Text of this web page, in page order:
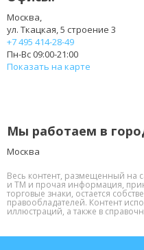
Москва,
ул. Ткацкая, 5 строение 3
+7 495 414-28-49
Пн-Вс 09:00-21:00
Показать на карте
Мы работаем в
Москва
Весь контент, размещенный на
и ТМ и прочая информация,
торговые знаки, остается
правообладателей. Контент
иллюстраций, а также в